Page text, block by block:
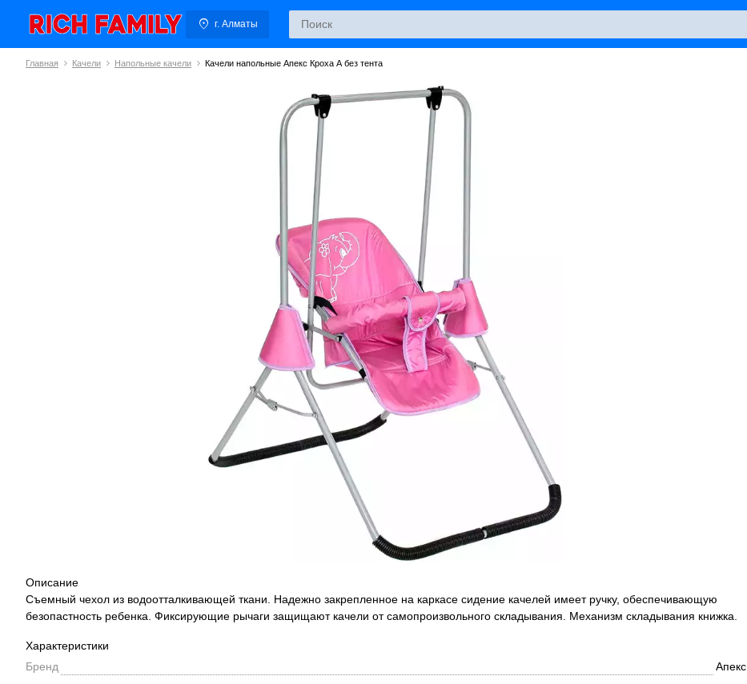
г. Алматы
Главная Качели Напольные качели Качели напольные Апекс Кроха А без тента
Описание
Съемный чехол из водоотталкивающей ткани. Надежно закрепленное на каркасе сидение качелей имеет ручку, обеспечивающую
безопастность ребенка. Фиксирующие рычаги защищают качели от самопроизвольного складывания. Механизм складывания книжка.
Характеристики
Бренд
Апекс